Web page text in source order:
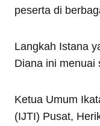
peserta di
Langkah Istana
Diana ini menuai
Ketua Umum
(IJTI) Pusat,